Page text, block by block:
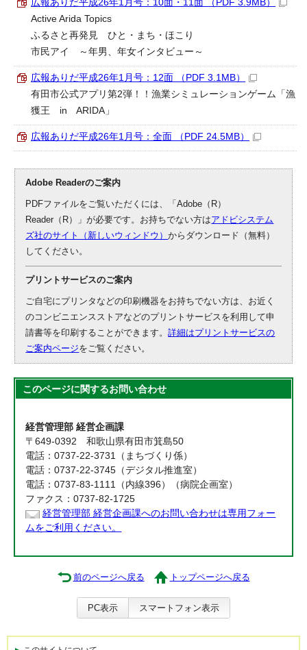
広報ありだ平成26年1月号：10面・11面 （PDF 3.9MB）
Active Arida Topics
ふるさと再発見 ひと・まち・ほこり
市民アイ ～年男、年女インタビュー～
広報ありだ平成26年1月号：12面 （PDF 3.1MB）
有田市公式アプリ第2弾！！漁業シミュレーションゲーム「漁
獲王 in ARIDA」
広報ありだ平成26年1月号：全面 （PDF 24.5MB）
Adobe Readerのご案内
PDFファイルをご覧いただくには、「Adobe（R）
Reader（R）」が必要です。お持ちでない方はアドビシステム
ズ社のサイト（新しいウィンドウ）からダウンロード（無料）
してください。
プリントサービスのご案内
ご自宅にプリンタなどの印刷機器をお持ちでない方は、お近く
のコンビニエンスストアなどのプリントサービスを利用して申
請書等を印刷することができます。詳細はプリントサービスの
ご案内ページをご覧ください。
このページに関するお問い合わせ
経営管理部 経営企画課
〒649-0392 和歌山県有田市箕島50
電話：0737-22-3731（まちづくり係）
電話：0737-22-3745（デジタル推進室）
電話：0737-83-1111（内線396）（病院企画室）
ファクス：0737-82-1725
経営管理部 経営企画課へのお問い合わせは専用フォー
ムをご利用ください。
前のページへ戻る トップページへ戻る
PC表示 スマートフォン表示